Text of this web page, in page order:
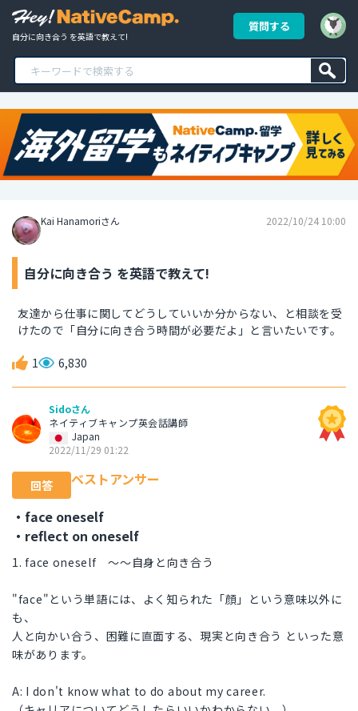
自分に向き合う を英語で教えて!
質問する
Kai Hanamoriさん 2022/10/24 10:00
自分に向き合う を英語で教えて!
友達から仕事に関してどうしていいか分からない、と相談を受
けたので「自分に向き合う時間が必要だよ」と言いたいです。
1 6,830
Sidoさん
ネイティブキャンプ英会話講師
Japan
2022/11/29 01:22
回答
ベストアンサー
・face oneself
・reflect on oneself
1. face oneself ～～自身と向き合う
"face"という単語には、よく知られた「顔」という意味以外に
も、
人と向かい合う、困難に直面する、現実と向き合う といった意
味があります。
A: I don't know what to do about my career.